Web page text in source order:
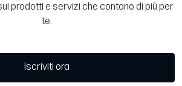
prodotti e servizi che contano di più per
te.
Iscriviti ora